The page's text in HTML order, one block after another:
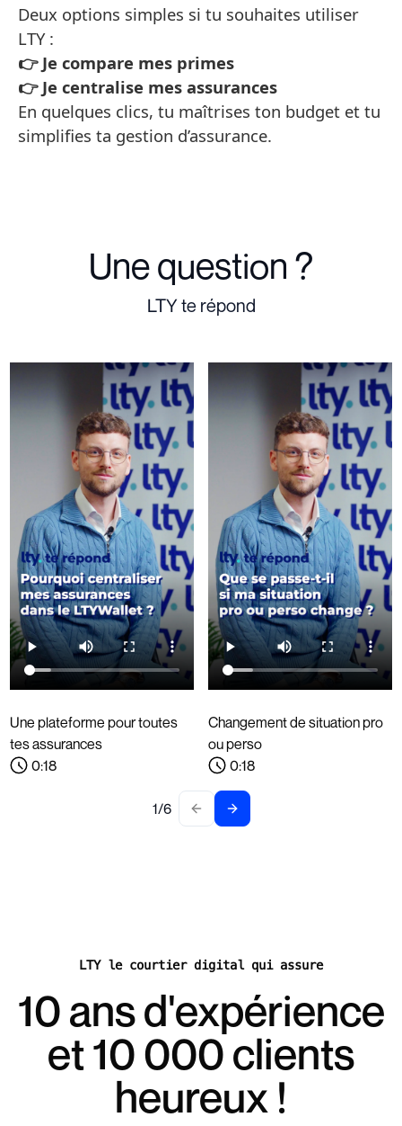
Deux options simples si tu souhaites utiliser
LTY :
👉 Je compare mes primes
👉 Je centralise mes assurances
En quelques clics, tu maîtrises ton budget et tu
simplifies ta gestion d’assurance.
Une question ?
LTY te répond
Une plateforme pour toutes
tes assurances
0:18
Changement de situation pro
ou perso
0:18
1/6 Previous slide
Next slide
LTY le courtier digital qui assure
10 ans d'expérience
et 10 000 clients
heureux !